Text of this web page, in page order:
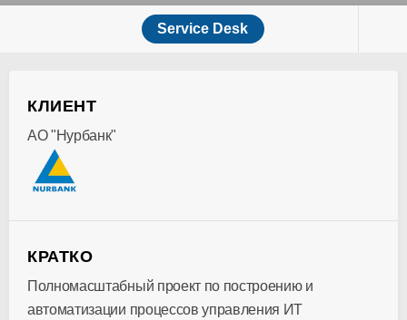
Service Desk
КЛИЕНТ
АО "Нурбанк"
КРАТКО
Полномасштабный проект по построению и
автоматизации процессов управления ИТ